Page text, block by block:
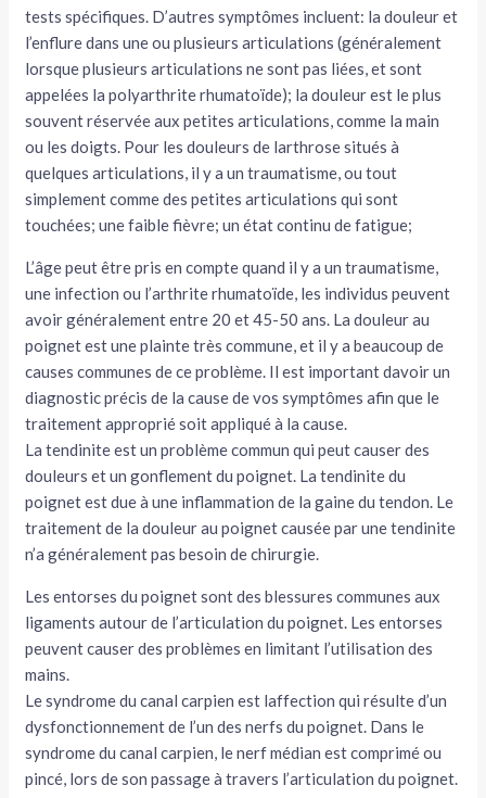
tests spécifiques. D’autres symptômes incluent: la douleur et
l’enflure dans une ou plusieurs articulations (généralement
lorsque plusieurs articulations ne sont pas liées, et sont
appelées la polyarthrite rhumatoïde); la douleur est le plus
souvent réservée aux petites articulations, comme la main
ou les doigts. Pour les douleurs de larthrose situés à
quelques articulations, il y a un traumatisme, ou tout
simplement comme des petites articulations qui sont
touchées; une faible fièvre; un état continu de fatigue;
L’âge peut être pris en compte quand il y a un traumatisme,
une infection ou l’arthrite rhumatoïde, les individus peuvent
avoir généralement entre 20 et 45-50 ans. La douleur au
poignet est une plainte très commune, et il y a beaucoup de
causes communes de ce problème. Il est important davoir un
diagnostic précis de la cause de vos symptômes afin que le
traitement approprié soit appliqué à la cause.
La tendinite est un problème commun qui peut causer des
douleurs et un gonflement du poignet. La tendinite du
poignet est due à une inflammation de la gaine du tendon. Le
traitement de la douleur au poignet causée par une tendinite
n’a généralement pas besoin de chirurgie.
Les entorses du poignet sont des blessures communes aux
ligaments autour de l’articulation du poignet. Les entorses
peuvent causer des problèmes en limitant l’utilisation des
mains.
Le syndrome du canal carpien est laffection qui résulte d’un
dysfonctionnement de l’un des nerfs du poignet. Dans le
syndrome du canal carpien, le nerf médian est comprimé ou
pincé, lors de son passage à travers l’articulation du poignet.